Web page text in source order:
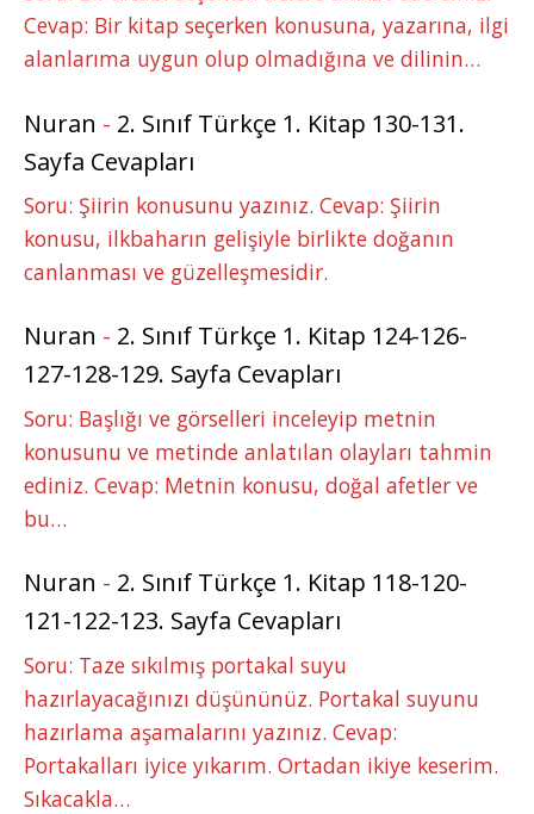
Cevap: Bir kitap seçerken konusuna, yazarına, ilgi
alanlarıma uygun olup olmadığına ve dilinin…
Nuran - 2. Sınıf Türkçe 1. Kitap 130-131.
Sayfa Cevapları
Soru: Şiirin konusunu yazınız. Cevap: Şiirin
konusu, ilkbaharın gelişiyle birlikte doğanın
canlanması ve güzelleşmesidir.
Nuran - 2. Sınıf Türkçe 1. Kitap 124-126-
127-128-129. Sayfa Cevapları
Soru: Başlığı ve görselleri inceleyip metnin
konusunu ve metinde anlatılan olayları tahmin
ediniz. Cevap: Metnin konusu, doğal afetler ve
bu…
Nuran - 2. Sınıf Türkçe 1. Kitap 118-120-
121-122-123. Sayfa Cevapları
Soru: Taze sıkılmış portakal suyu
hazırlayacağınızı düşününüz. Portakal suyunu
hazırlama aşamalarını yazınız. Cevap:
Portakalları iyice yıkarım. Ortadan ikiye keserim.
Sıkacakla…